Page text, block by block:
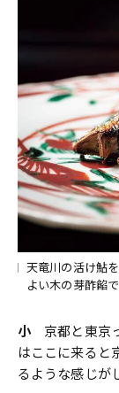
天竜川の活け鮎
よい木の芽酢餡で
小 京都と東京
はここに来ると
るような感じが